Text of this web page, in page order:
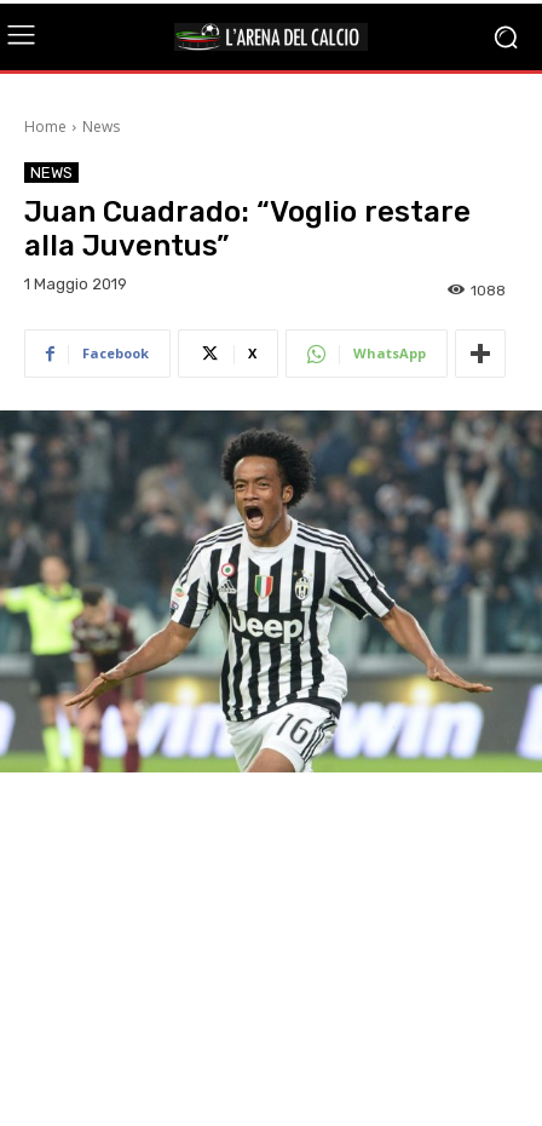
Home News
NEWS
Juan Cuadrado: “Voglio restare
alla Juventus”
1 Maggio 2019 1088
Facebook X WhatsApp